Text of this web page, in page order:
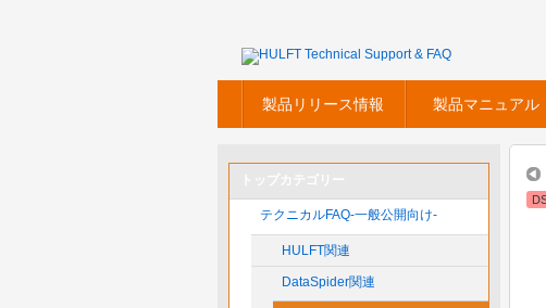
製品リリース情報 製品マニュアル
テクニカルFAQ-一般公開向け-
HULFT関連
DataSpider関連